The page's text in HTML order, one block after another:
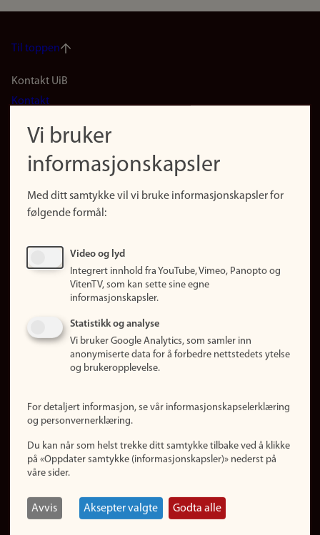
Til toppen
Footer
(no)
Kontakt UiB
Kontakt
Finn forsker
Presse
Finn studier
Ledige stillinger
Om nettstedet
Informasjonskapsler
Personvern
Logg inn
Rediger din ansattside
Vi bruker
informasjonskapsler
Med ditt samtykke vil vi bruke informasjonskapsler for
følgende formål:
Video og lyd
Integrert innhold fra YouTube, Vimeo, Panopto og
VitenTV, som kan sette sine egne
informasjonskapsler.
Statistikk og analyse
Vi bruker Google Analytics, som samler inn
anonymiserte data for å forbedre nettstedets ytelse
og brukeropplevelse.
For detaljert informasjon, se vår informasjonskapselerklæring
og personvernerklæring.
Du kan når som helst trekke ditt samtykke tilbake ved å klikke
på «Oppdater samtykke (informasjonskapsler)» nederst på
våre sider.
Avvis Aksepter valgte Godta alle